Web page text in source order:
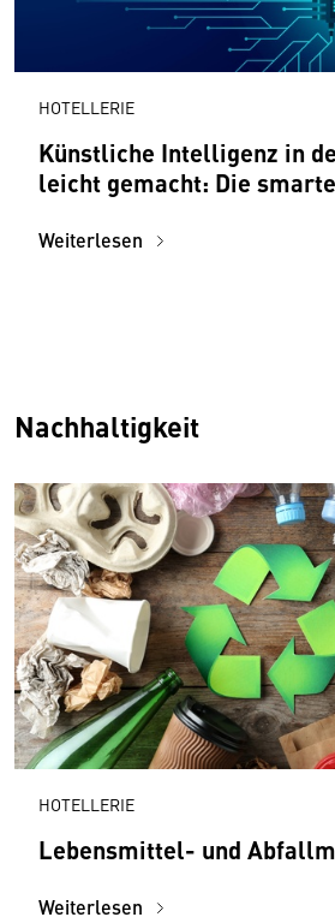
HOTELLERIE
Künstliche Intelligenz in
leicht gemacht: Die
Weiterlesen
Nachhaltigkeit
HOTELLERIE
Lebensmittel- und
Weiterlesen